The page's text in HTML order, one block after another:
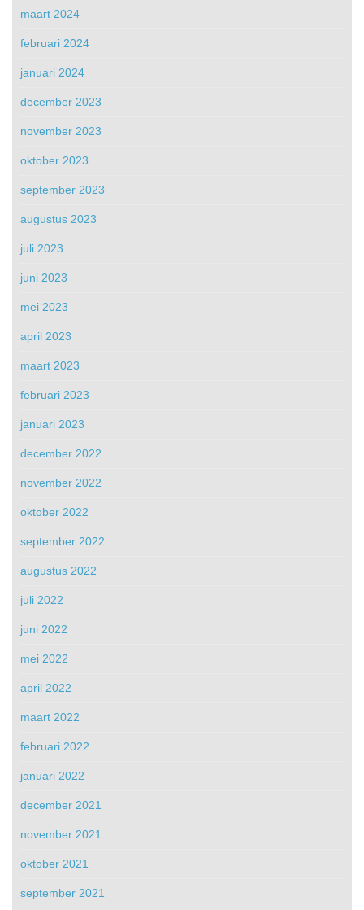
maart 2024
februari 2024
januari 2024
december 2023
november 2023
oktober 2023
september 2023
augustus 2023
juli 2023
juni 2023
mei 2023
april 2023
maart 2023
februari 2023
januari 2023
december 2022
november 2022
oktober 2022
september 2022
augustus 2022
juli 2022
juni 2022
mei 2022
april 2022
maart 2022
februari 2022
januari 2022
december 2021
november 2021
oktober 2021
september 2021